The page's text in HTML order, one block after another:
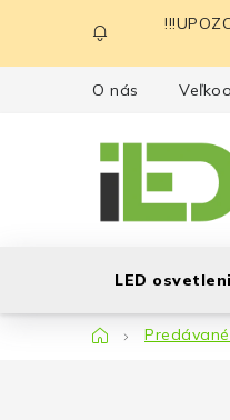
obsah
O nás
LED
Domov